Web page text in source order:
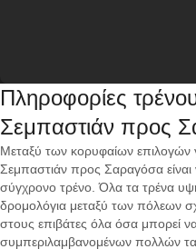
Πληροφορίες
Σεμπαστιάν προς
Μεταξύ των κορυφαίων επιλογών
Σεμπαστιάν προς Σαραγόσα
σύγχρονο τρένο. Όλα τα τρένα
δρομολόγια μεταξύ των πόλεων
στους επιβάτες όλα όσα μπορεί να
συμπεριλαμβανομένων πολλών